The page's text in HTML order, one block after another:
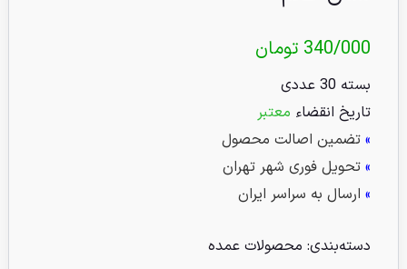
340/000 تومان
بسته 30 عددی
تاریخ انقضاء معتبر
» تضمین اصالت محصول
» تحویل فوری شهر تهران
» ارسال به سراسر ایران
دسته‌بندی: محصولات عمده